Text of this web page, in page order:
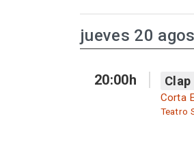
jueves 20
20:00h Clap
Corta
Teatro